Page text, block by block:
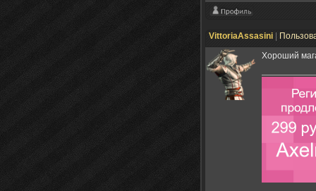
VittoriaAssasini
Хороший